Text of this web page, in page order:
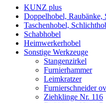
KUNZ plus
Doppelhobel, Raubänke,
Taschenhobel,
Schabhobel
Heimwerkerhobel
Sonstige Werkzeuge
Stangenzirkel
Furnierhammer
Leimkratzer
Furnierschneider
Ziehklinge Nr. 116